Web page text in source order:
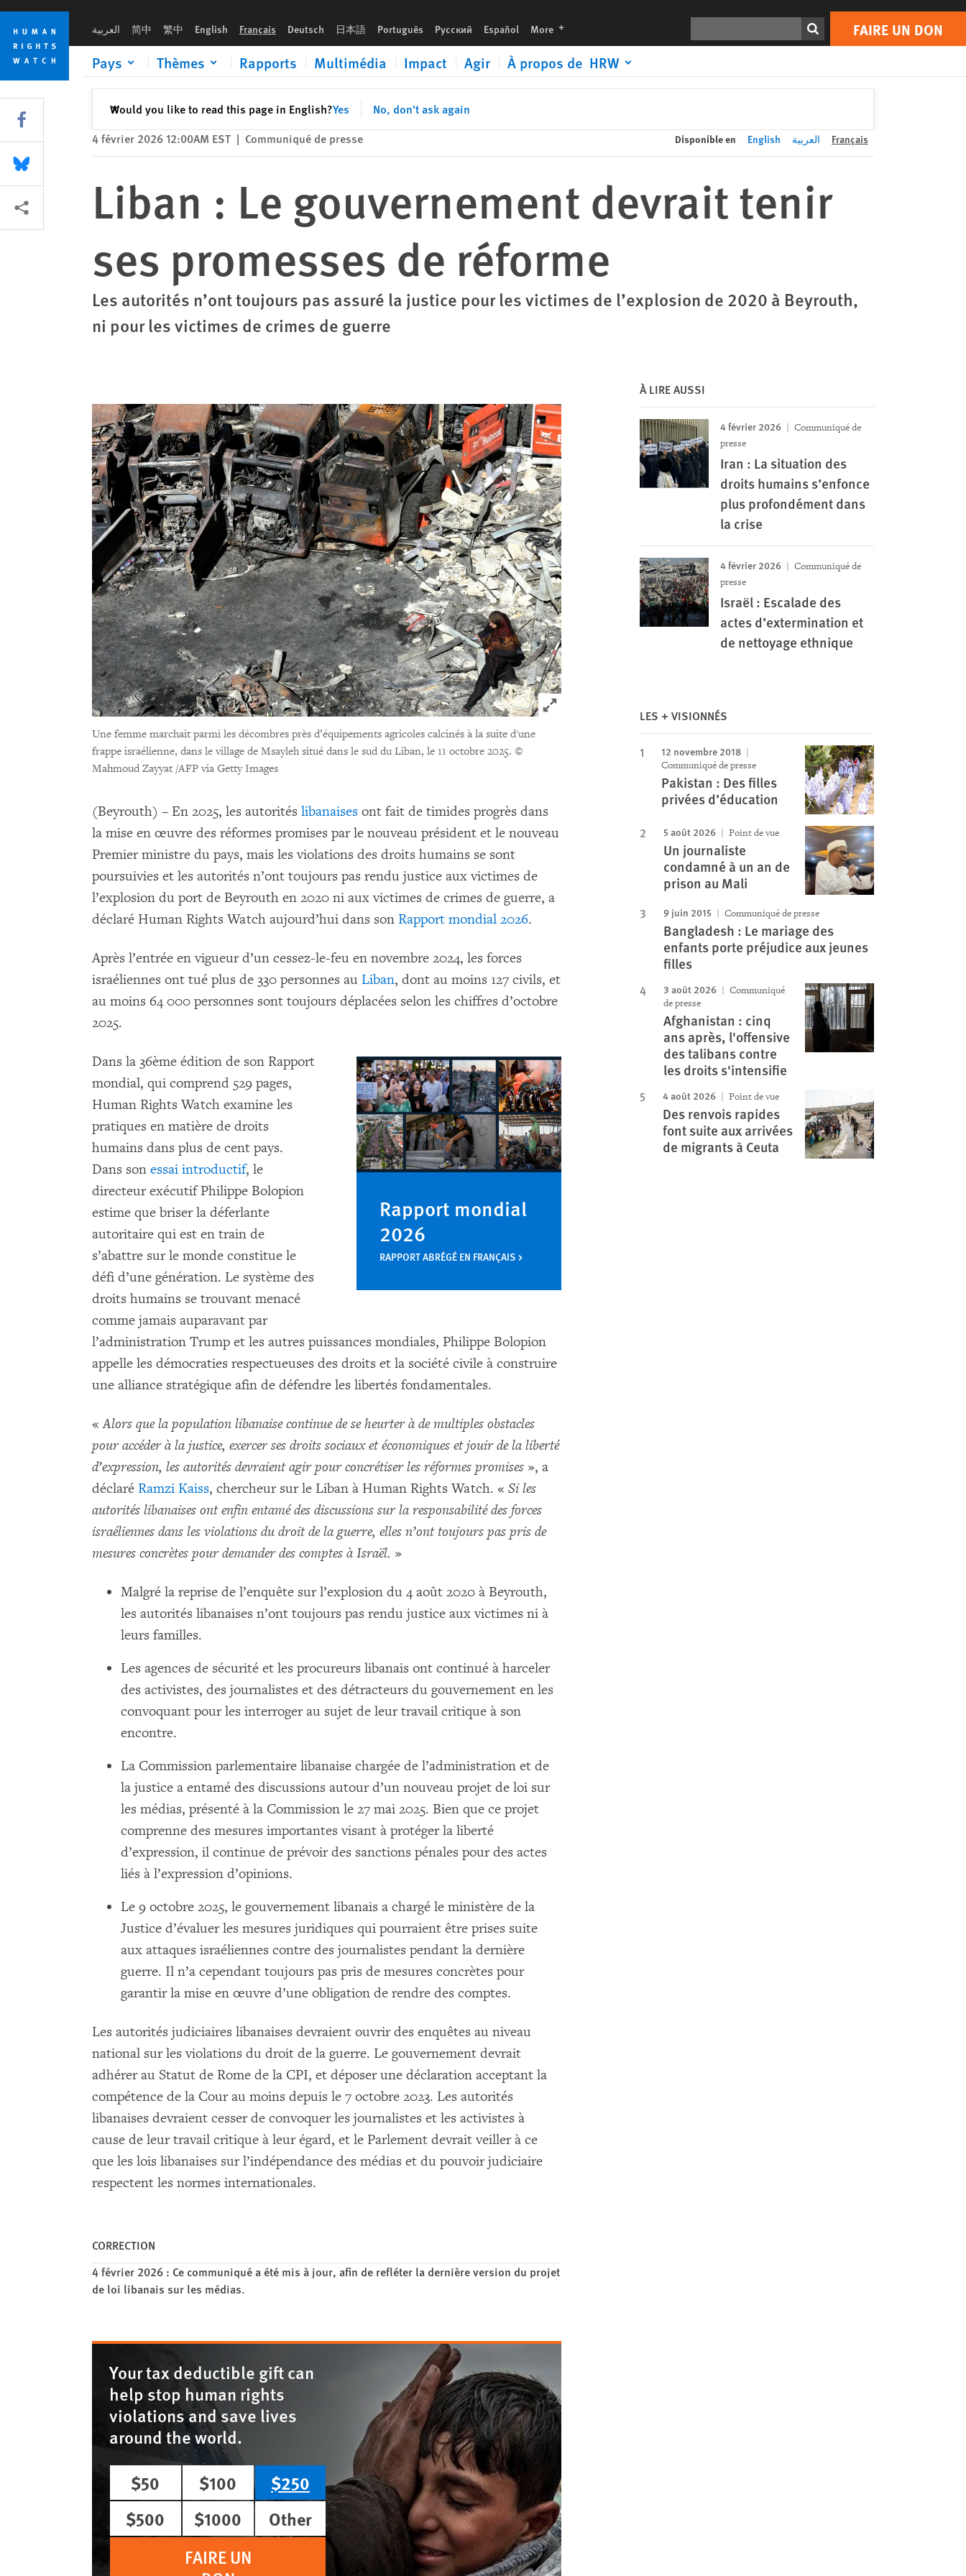
Skip
cookie
privacy
notice
Skip
main
content
العربية 简中 繁中 English Français Deutsch 日本語 Português Русский Español More languages FAIRE UN DON
Pays Thèmes Rapports Multimédia Impact Agir À propos de HRW
Would you like to read this page in English?Yes No, don't ask again
✕Fermer
Print FAIRE UN DON
4 février 2026 12:00AM EST | Communiqué de presse Disponible en English العربية Français
Liban : Le gouvernement devrait tenir
ses promesses de réforme
Les autorités n’ont toujours pas assuré la justice pour les victimes de l’explosion de 2020 à Beyrouth,
ni pour les victimes de crimes de guerre
Click to expand Image
Une femme marchait parmi les décombres près d’équipements agricoles calcinés à la suite d'une
frappe israélienne, dans le village de Msayleh situé dans le sud du Liban, le 11 octobre 2025. ©
Mahmoud Zayyat /AFP via Getty Images
(Beyrouth) – En 2025, les autorités libanaises ont fait de timides progrès dans
la mise en œuvre des réformes promises par le nouveau président et le nouveau
Premier ministre du pays, mais les violations des droits humains se sont
poursuivies et les autorités n’ont toujours pas rendu justice aux victimes de
l’explosion du port de Beyrouth en 2020 ni aux victimes de crimes de guerre, a
déclaré Human Rights Watch aujourd’hui dans son Rapport mondial 2026.
Après l’entrée en vigueur d’un cessez-le-feu en novembre 2024, les forces
israéliennes ont tué plus de 330 personnes au Liban, dont au moins 127 civils, et
au moins 64 000 personnes sont toujours déplacées selon les chiffres d’octobre
2025.
Rapport mondial
2026
RAPPORT ABRÉGÉ EN FRANÇAIS
Dans la 36ème édition de son Rapport
mondial, qui comprend 529 pages,
Human Rights Watch examine les
pratiques en matière de droits
humains dans plus de cent pays.
Dans son essai introductif, le
directeur exécutif Philippe Bolopion
estime que briser la déferlante
autoritaire qui est en train de
s’abattre sur le monde constitue le
défi d’une génération. Le système des
droits humains se trouvant menacé
comme jamais auparavant par
l’administration Trump et les autres puissances mondiales, Philippe Bolopion
appelle les démocraties respectueuses des droits et la société civile à construire
une alliance stratégique afin de défendre les libertés fondamentales.
«Alors que la population libanaise continue de se heurter à de multiples obstacles
pour accéder à la justice, exercer ses droits sociaux et économiques et jouir de la liberté
d’expression, les autorités devraient agir pour concrétiser les réformes promises », a
déclaré Ramzi Kaiss, chercheur sur le Liban à Human Rights Watch. « Si les
autorités libanaises ont enfin entamé des discussions sur la responsabilité des forces
israéliennes dans les violations du droit de la guerre, elles n’ont toujours pas pris de
mesures concrètes pour demander des comptes à Israël. »
Malgré la reprise de l’enquête sur l’explosion du 4 août 2020 à Beyrouth,
les autorités libanaises n’ont toujours pas rendu justice aux victimes ni à
leurs familles.
Les agences de sécurité et les procureurs libanais ont continué à harceler
des activistes, des journalistes et des détracteurs du gouvernement en les
convoquant pour les interroger au sujet de leur travail critique à son
encontre.
La Commission parlementaire libanaise chargée de l’administration et de
la justice a entamé des discussions autour d’un nouveau projet de loi sur
les médias, présenté à la Commission le 27 mai 2025. Bien que ce projet
comprenne des mesures importantes visant à protéger la liberté
d’expression, il continue de prévoir des sanctions pénales pour des actes
liés à l’expression d’opinions.
Le 9 octobre 2025, le gouvernement libanais a chargé le ministère de la
Justice d’évaluer les mesures juridiques qui pourraient être prises suite
aux attaques israéliennes contre des journalistes pendant la dernière
guerre. Il n’a cependant toujours pas pris de mesures concrètes pour
garantir la mise en œuvre d’une obligation de rendre des comptes.
Les autorités judiciaires libanaises devraient ouvrir des enquêtes au niveau
national sur les violations du droit de la guerre. Le gouvernement devrait
adhérer au Statut de Rome de la CPI, et déposer une déclaration acceptant la
compétence de la Cour au moins depuis le 7 octobre 2023. Les autorités
libanaises devraient cesser de convoquer les journalistes et les activistes à
cause de leur travail critique à leur égard, et le Parlement devrait veiller à ce
que les lois libanaises sur l’indépendance des médias et du pouvoir judiciaire
respectent les normes internationales.
CORRECTION
4 février 2026 : Ce communiqué a été mis à jour, afin de refléter la dernière version du projet
de loi libanais sur les médias.
Your tax deductible gift can
help stop human rights
violations and save lives
around the world.
$50
$100
$250
$500
$1000
Other
FAIRE UN
À LIRE AUSSI
4 février 2026
Communiqué de
presse
Iran : La situation des
droits humains s’enfonce
plus profondément dans
la crise
4 février 2026
Communiqué de
presse
Israël : Escalade des
actes d’extermination et
de nettoyage ethnique
LES + VISIONNÉS
12 novembre 2018
Communiqué de presse
Pakistan : Des filles
privées d’éducation
5 août 2026 Point de vue
Un journaliste
condamné à un an de
prison au Mali
9 juin 2015 Communiqué de presse
Bangladesh : Le mariage des
enfants porte préjudice aux jeunes
filles
3 août 2026
Communiqué
de presse
Afghanistan : cinq
ans après, l'offensive
des talibans contre
les droits s'intensifie
4 août 2026 Point de vue
Des renvois rapides
font suite aux arrivées
de migrants à Ceuta
Share this via Facebook
Share this via Bluesky
Share this via Partagez